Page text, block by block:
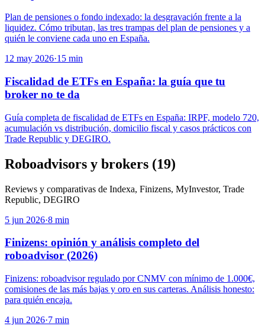
Plan de pensiones o fondo indexado: la desgravación frente a la
liquidez. Cómo tributan, las tres trampas del plan de pensiones y a
quién le conviene cada uno en España.
12 may 2026·15 min
Fiscalidad de ETFs en España: la guía que tu
broker no te da
Guía completa de fiscalidad de ETFs en España: IRPF, modelo 720,
acumulación vs distribución, domicilio fiscal y casos prácticos con
Trade Republic y DEGIRO.
Roboadvisors y brokers (19)
Reviews y comparativas de Indexa, Finizens, MyInvestor, Trade
Republic, DEGIRO
5 jun 2026·8 min
Finizens: opinión y análisis completo del
roboadvisor (2026)
Finizens: roboadvisor regulado por CNMV con mínimo de 1.000€,
comisiones de las más bajas y oro en sus carteras. Análisis honesto:
para quién encaja.
4 jun 2026·7 min